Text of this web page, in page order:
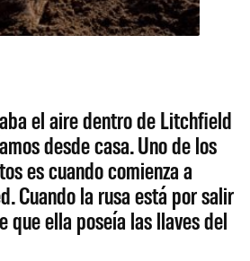
el aire dentro de Litchfield
desde casa. Uno de los
es cuando comienza a
Cuando la rusa está por salir
que ella poseía las llaves del